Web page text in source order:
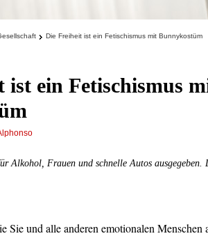
Die Freiheit ist ein Fetischismus mit Bunnykostüm
ist ein Fetischismus
Alkohol, Frauen und schnelle Autos ausgegeben.
Sie und alle anderen emotionalen Menschen